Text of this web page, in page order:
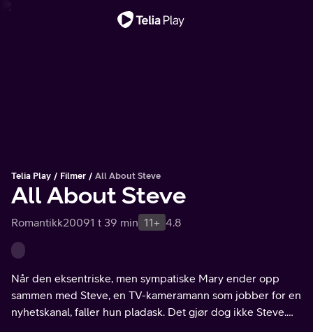
Telia Play Filmer All About Steve
All About Steve
Romantikk20091 t 39 min 11+ 4.8
Når den eksentriske, men sympatiske Mary ender opp
sammen med Steve, en TV-kameramann som jobber for en
nyhetskanal, faller hun pladask. Det gjør dog ikke Steve.